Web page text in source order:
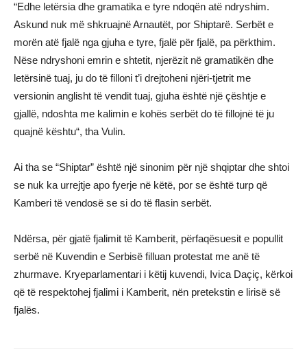
“Edhe letërsia dhe gramatika e tyre ndoqën atë ndryshim.
Askund nuk më shkruajnë Arnautët, por Shiptarë. Serbët e
morën atë fjalë nga gjuha e tyre, fjalë për fjalë, pa përkthim.
Nëse ndryshoni emrin e shtetit, njerëzit në gramatikën dhe
letërsinë tuaj, ju do të filloni t’i drejtoheni njëri-tjetrit me
versionin anglisht të vendit tuaj, gjuha është një çështje e
gjallë, ndoshta me kalimin e kohës serbët do të fillojnë të ju
quajnë kështu“, tha Vulin.
Ai tha se “Shiptar” është një sinonim për një shqiptar dhe shtoi
se nuk ka urrejtje apo fyerje në këtë, por se është turp që
Kamberi të vendosë se si do të flasin serbët.
Ndërsa, për gjatë fjalimit të Kamberit, përfaqësuesit e popullit
serbë në Kuvendin e Serbisë filluan protestat me anë të
zhurmave. Kryeparlamentari i këtij kuvendi, Ivica Daçiç, kërkoi
që të respektohej fjalimi i Kamberit, nën pretekstin e lirisë së
fjalës.